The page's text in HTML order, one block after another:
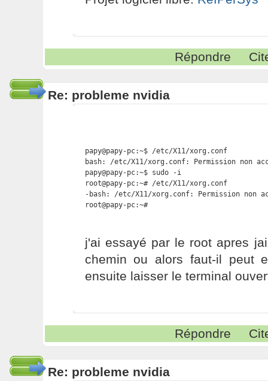
Répondre
Re: probleme nvidia
papy@papy-pc:~$ /etc/X11/xorg.conf
bash: /etc/X11/xorg.conf: Permission non
papy@papy-pc:~$ sudo -i
root@papy-pc:~# /etc/X11/xorg.conf
-bash: /etc/X11/xorg.conf: Permission non
root@papy-pc:~#
j'ai essayé par le root apres
chemin ou alors faut-il peut
ensuite laisser le terminal
Répondre
Re: probleme nvidia